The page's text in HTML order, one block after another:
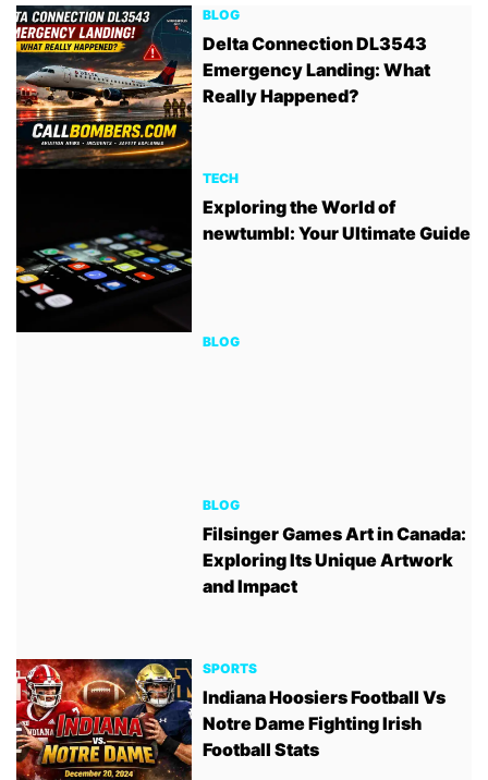
BLOG
Delta Connection DL3543
Emergency Landing: What
Really Happened?
TECH
Exploring the World of
newtumbl: Your Ultimate Guide
BLOG
BLOG
Filsinger Games Art in Canada:
Exploring Its Unique Artwork
and Impact
SPORTS
Indiana Hoosiers Football Vs
Notre Dame Fighting Irish
Football Stats